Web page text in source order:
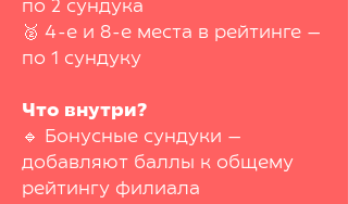
по 2 сундука
🥈 4-е и 8-е места в рейтинге —
по 1 сундуку
Что внутри?
🔹 Бонусные сундуки —
добавляют баллы к общему
рейтингу филиала